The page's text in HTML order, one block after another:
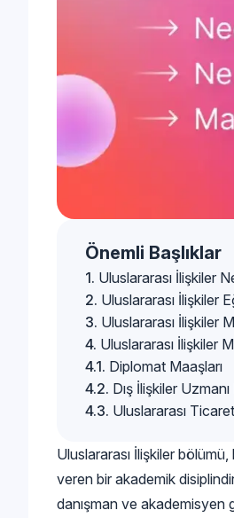
Önemli Başlıklar
Uluslararası İlişkiler
Uluslararası İlişkiler
Uluslararası İlişkiler
Uluslararası İlişkiler
Diplomat Maaşları
Dış İlişkiler
Uluslararası
Uluslararası İlişkiler
veren bir akademik
danışman ve akademisyen